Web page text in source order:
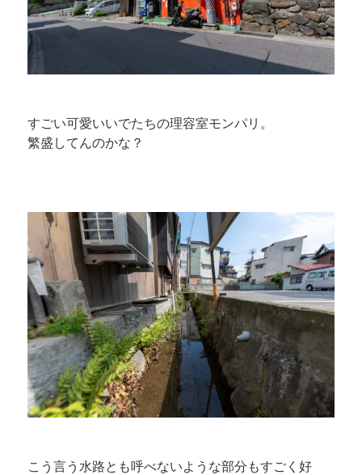
すごい可愛いいでたちの理容室モンパリ。
繁盛してんのかな？
こう言う水路とも呼べないような部分もすごく好